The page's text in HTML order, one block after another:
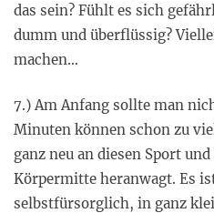
das sein? Fühlt es sich
dumm und überflüssig?
machen…
7.) Am Anfang sollte man
Minuten können schon zu
ganz neu an diesen Sport
Körpermitte heranwagt. Es
selbstfürsorglich, in ganz